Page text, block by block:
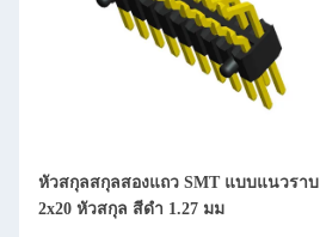
หัวสกุลสกุลสองแถว SMT แบบแนวราบ
2x20 หัวสกุล สีดํา 1.27 มม